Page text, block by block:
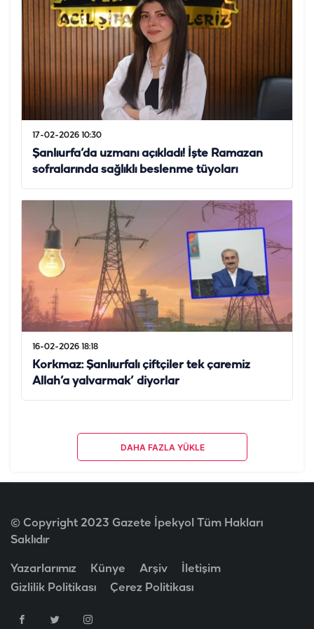
17-02-2026 10:30
Şanlıurfa’da uzmanı açıkladı! İşte Ramazan
sofralarında sağlıklı beslenme tüyoları
16-02-2026 18:18
Korkmaz: Şanlıurfalı çiftçiler tek çaremiz
Allah’a yalvarmak’ diyorlar
DAHA FAZLA YÜKLE
© Copyright 2023 Gazete İpekyol Tüm Hakları
Saklıdır
Yazarlarımız Künye Arşiv
İletişim
Gizlilik Politikası
Çerez Politikası